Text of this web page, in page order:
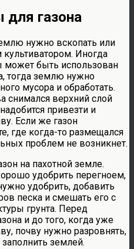
для газона
нужно вскопать или
Иногда
может быть использован
тогда землю нужно
мусора и обработать.
снимался верхний слой
привезти и
Если же газон
где когда-то размещался
проблем не возникнет.
на пахотной земле.
удобрить перегноем,
удобрить, добавить
песка и смешать его с
грунта. Перед
и до того, когда уже
почву нужно разровнять,
землей.